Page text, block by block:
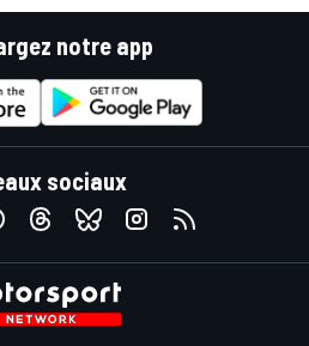
notre app
sociaux